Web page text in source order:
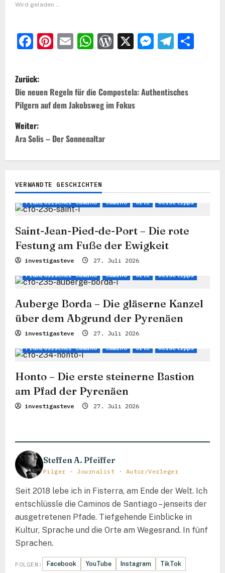
Wird geladen …
Facebook
Pinterest
EmailWhatsApp
WordPress
X
B
e
i
t
r
a
g
s
n
a
v
i
g
a
t
i
o
n
Zurück:
Die neuen Regeln für die Compostela: Authentisches
Pilgern auf dem Jakobsweg im Fokus
Weiter:
Ara Solis – Der Sonnenaltar
VERWANDTE GESCHICHTEN
Französischer Camino Camino Orte Reisetipps
Saint-Jean-Pied-de-Port – Die rote
Festung am Fuße der Ewigkeit
investigasteve
27. Juli 2026
Französischer Camino
Camino Orte Reisetipps
Auberge Borda – Die gläserne Kanzel
über dem Abgrund der Pyrenäen
investigasteve
27. Juli 2026
Französischer Camino
Camino Orte Reisetipps
Honto – Die erste steinerne Bastion
am Pfad der Pyrenäen
investigasteve 27. Juli 2026
Steffen A. Pfeiffer
Pilger · Journalist · Autor/Verleger
Seit 2018 lebe ich in Fisterra, am Ende der Welt. Ich
entschlüssle die Caminos de Santiago – jenseits der
ausgetretenen Pfade. Tiefgehende Einblicke in
Kultur, Sprache und die Orte am Wegesrand. In fünf
Sprachen.
FOLGEN: Facebook YouTube Instagram TikTok